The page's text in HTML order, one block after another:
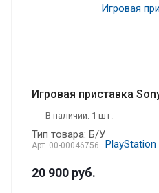
Игровая приставка
В наличии: 1 шт.
Тип товара: Б/У
Арт. 00-00046756
20 900 руб.